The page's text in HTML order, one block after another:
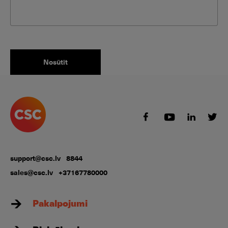
support@csc.lv 8844
sales@csc.lv +37167780000
Pakalpojumi